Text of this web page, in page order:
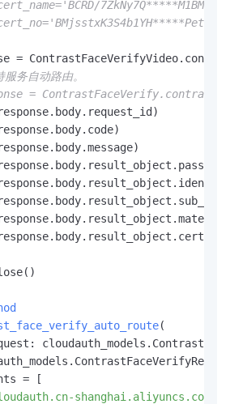
=
务自动路由。
=
(
= [
shanghai.aliyuncs.com'